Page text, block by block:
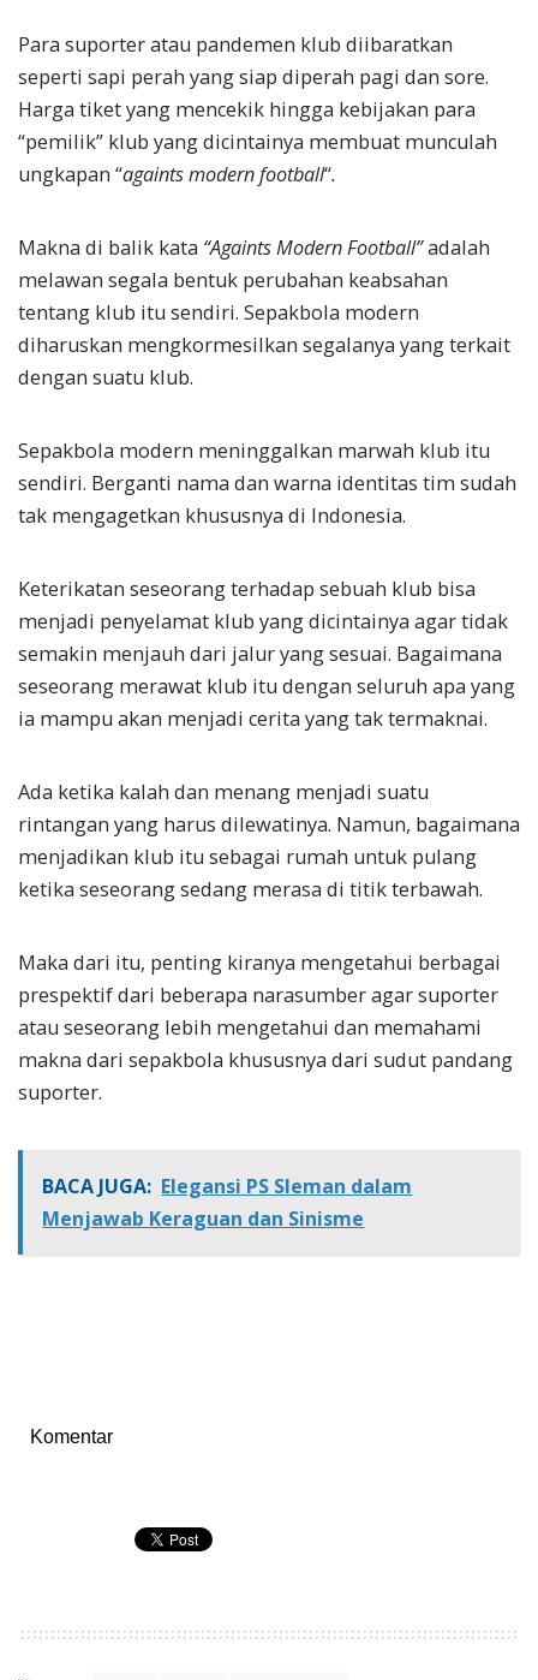
Para suporter atau pandemen klub diibaratkan
seperti sapi perah yang siap diperah pagi dan sore.
Harga tiket yang mencekik hingga kebijakan para
“pemilik” klub yang dicintainya membuat munculah
ungkapan “againts modern football“.
Makna di balik kata “Againts Modern Football”adalah
melawan segala bentuk perubahan keabsahan
tentang klub itu sendiri. Sepakbola modern
diharuskan mengkormesilkan segalanya yang terkait
dengan suatu klub.
Sepakbola modern meninggalkan marwah klub itu
sendiri. Berganti nama dan warna identitas tim sudah
tak mengagetkan khususnya di Indonesia.
Keterikatan seseorang terhadap sebuah klub bisa
menjadi penyelamat klub yang dicintainya agar tidak
semakin menjauh dari jalur yang sesuai. Bagaimana
seseorang merawat klub itu dengan seluruh apa yang
ia mampu akan menjadi cerita yang tak termaknai.
Ada ketika kalah dan menang menjadi suatu
rintangan yang harus dilewatinya. Namun, bagaimana
menjadikan klub itu sebagai rumah untuk pulang
ketika seseorang sedang merasa di titik terbawah.
Maka dari itu, penting kiranya mengetahui berbagai
prespektif dari beberapa narasumber agar suporter
atau seseorang lebih mengetahui dan memahami
makna dari sepakbola khususnya dari sudut pandang
suporter.
BACA JUGA: Elegansi PS Sleman dalam
Menjawab Keraguan dan Sinisme
Komentar